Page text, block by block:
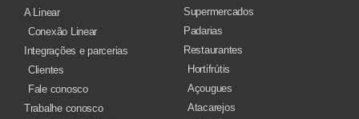
A Linear
Conexão Linear
Integrações e parcerias
Clientes
Fale conosco
Trabalhe conosco
Supermercados
Padarias
Restaurantes
Hortifrútis
Açougues
Atacarejos